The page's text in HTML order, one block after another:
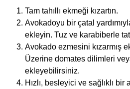
Tam tahıllı ekmeği kızartın.
Avokadoyu bir çatal
ekleyin. Tuz ve karabiberle
Avokado ezmesini kızarmış
Üzerine domates dilimleri
ekleyebilirsiniz.
Hızlı, besleyici ve sağlıklı bir